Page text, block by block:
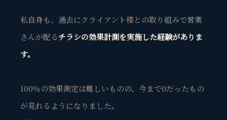
私自身も、過去にクライアント様との取り組みで営業
さんが配るチラシの効果計測を実施した経験がありま
す。
100％の効果測定は難しいものの、今まで0だったもの
が見れるようになりました。